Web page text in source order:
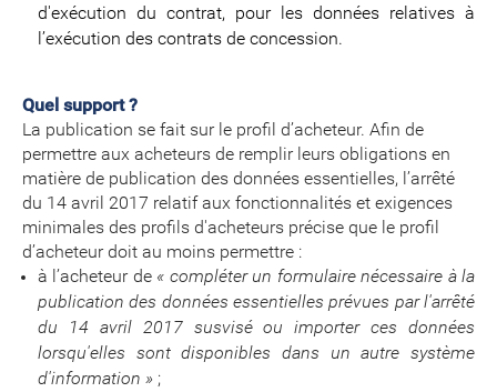
d'exécution du contrat, pour les données relatives à
l’exécution des contrats de concession.
Quel support ?
La publication se fait sur le profil d’acheteur. Afin de
permettre aux acheteurs de remplir leurs obligations en
matière de publication des données essentielles, l’arrêté
du 14 avril 2017 relatif aux fonctionnalités et exigences
minimales des profils d'acheteurs précise que le profil
d’acheteur doit au moins permettre :
à l’acheteur de « compléter un formulaire nécessaire à la
publication des données essentielles prévues par l'arrêté
du 14 avril 2017 susvisé ou importer ces données
lorsqu'elles sont disponibles dans un autre système
d'information » ;